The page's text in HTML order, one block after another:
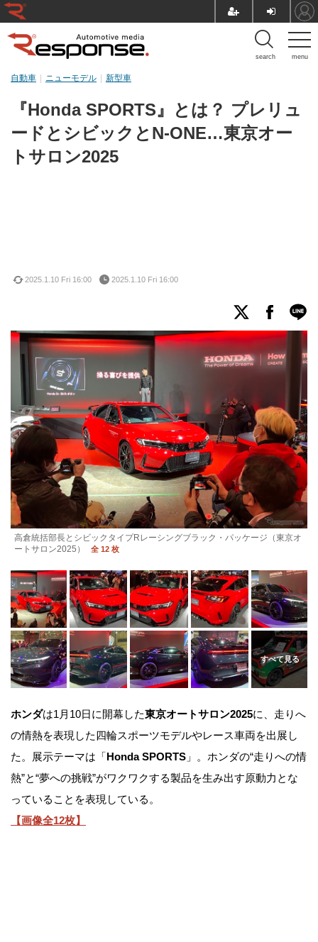
menu
search
『Honda SPORTS』とは？ プレリュ
ードとシビックとN-ONE…東京オー
トサロン2025
自動車 ニューモデル 新型車
2025.1.10 Fri 16:00 2025.1.10 Fri 16:00
高倉統括部長とシビックタイプRレーシングブラック・パッケージ（東京オ
ートサロン2025）
全 12 枚
ホンダは1月10日に開幕した東京オートサロン2025に、走りへ
の情熱を表現した四輪スポーツモデルやレース車両を出展し
た。展示テーマは「Honda SPORTS 」。ホンダの“走りへの情
熱”と“夢への挑戦”がワクワクする製品を生み出す原動力とな
っていることを表現している。
【画像全12枚】